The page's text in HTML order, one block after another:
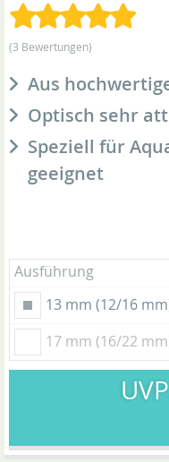
(3 Bewertungen)
Aus
Optisch sehr
Speziell für
geeignet
Ausführung
13 mm (12/16
17 mm (16/22